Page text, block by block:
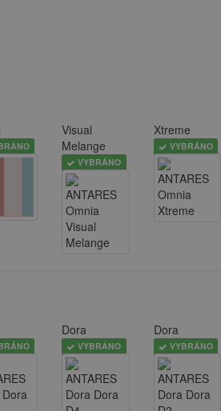
Visual
Melange
VYBRÁNO
Xtreme
VYBRÁNO
Dora
VYBRÁNO
Dora
VYBRÁNO